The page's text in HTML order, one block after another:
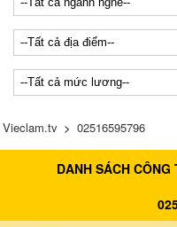
Vieclam.tv > 02516595796
DANH SÁCH